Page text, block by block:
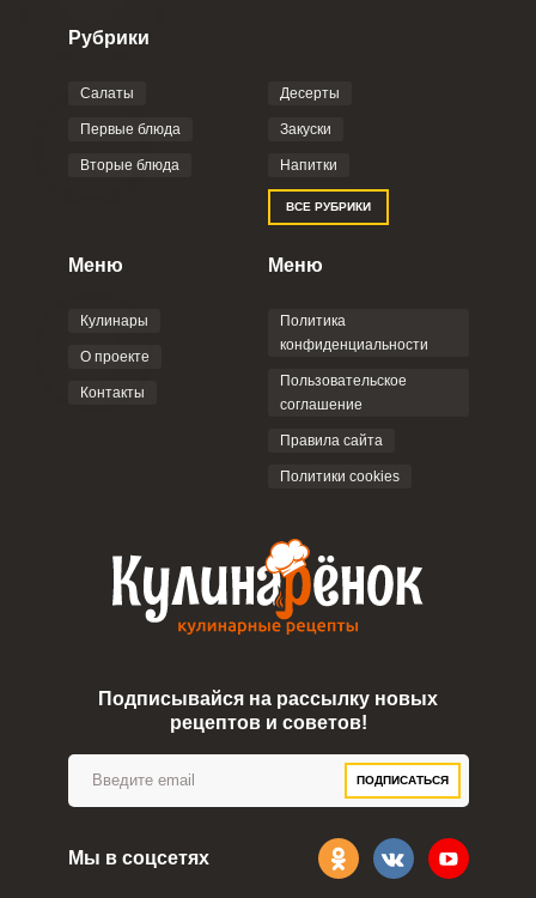
Рубрики
Салаты
Первые блюда
Вторые блюда
Десерты
Закуски
Напитки
ВСЕ РУБРИКИ
Меню
Кулинары
О проекте
Контакты
Меню
Политика
конфиденциальности
Пользовательское
соглашение
Правила сайта
Политики cookies
Подписывайся на рассылку новых
рецептов и советов!
ПОДПИСАТЬСЯ
Мы в соцсетях